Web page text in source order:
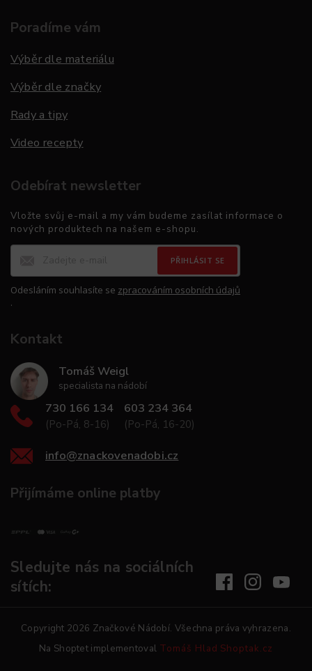
Poradíme vám
Výběr dle materiálu
Výběr dle značky
Rady a tipy
Video recepty
Odebírat newsletter
Vložte svůj e-mail a my vám budeme zasílat informace o
nových produktech na našem e-shopu.
PŘIHLÁSIT SE
Odesláním souhlasíte se zpracováním osobních údajů
.
Kontakt
Tomáš Weigl
specialista na nádobí
730 166 134
(Po-Pá, 8-16)
603 234 364
(Po-Pá, 16-20)
info@znackovenadobi.cz
Přijímáme online platby
Sledujte nás na sociálních
sítích:
Copyright 2026 Značkové Nádobí. Všechna práva vyhrazena.
Na Shoptet implementoval Tomáš Hlad Shoptak.cz